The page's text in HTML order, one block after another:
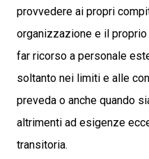
provvedere ai propri
organizzazione e il
far ricorso a personale
soltanto nei limiti e alle
preveda o anche quando
altrimenti ad esigenze
transitoria.